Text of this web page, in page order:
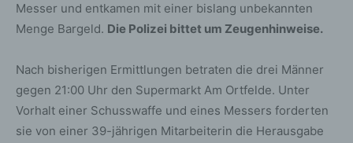
Messer und entkamen mit einer bislang unbekannten
Menge Bargeld. Die Polizei bittet um Zeugenhinweise.
Nach bisherigen Ermittlungen betraten die drei Männer
gegen 21:00 Uhr den Supermarkt Am Ortfelde. Unter
Vorhalt einer Schusswaffe und eines Messers forderten
sie von einer 39-jährigen Mitarbeiterin die Herausgabe